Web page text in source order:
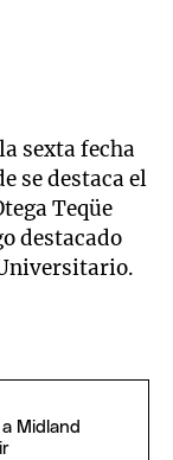
sexta fecha
se destaca el
Teqüe
destacado
Midland